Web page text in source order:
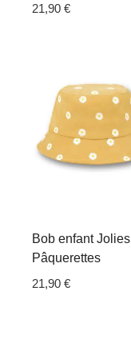
21,90 €
Bob enfant Jolies
Pâquerettes
21,90 €